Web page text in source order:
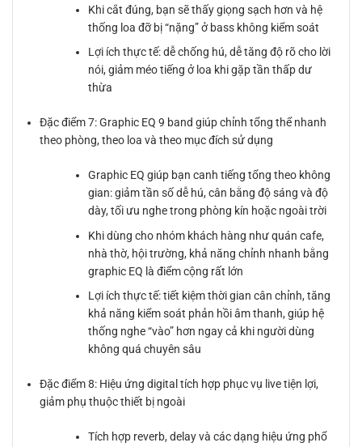
Khi cắt đúng, bạn sẽ thấy giọng sạch hơn và hệ
thống loa đỡ bị “nặng” ở bass không kiểm soát
Lợi ích thực tế: dễ chống hú, dễ tăng độ rõ cho lời
nói, giảm méo tiếng ở loa khi gặp tần thấp dư
thừa
Đặc điểm 7: Graphic EQ 9 band giúp chỉnh tổng thể nhanh
theo phòng, theo loa và theo mục đích sử dụng
Graphic EQ giúp bạn canh tiếng tổng theo không
gian: giảm tần số dễ hú, cân bằng độ sáng và độ
dày, tối ưu nghe trong phòng kín hoặc ngoài trời
Khi dùng cho nhóm khách hàng như quán cafe,
nhà thờ, hội trường, khả năng chỉnh nhanh bằng
graphic EQ là điểm cộng rất lớn
Lợi ích thực tế: tiết kiệm thời gian cân chỉnh, tăng
khả năng kiểm soát phản hồi âm thanh, giúp hệ
thống nghe “vào” hơn ngay cả khi người dùng
không quá chuyên sâu
Đặc điểm 8: Hiệu ứng digital tích hợp phục vụ live tiện lợi,
giảm phụ thuộc thiết bị ngoài
Tích hợp reverb, delay và các dạng hiệu ứng phổ